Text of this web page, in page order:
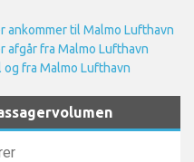
ankommer til Malmo Lufthavn
afgår fra Malmo Lufthavn
fra Malmo Lufthavn